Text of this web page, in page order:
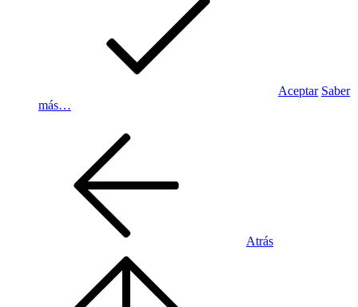
Aceptar Saber
más…
Atrás